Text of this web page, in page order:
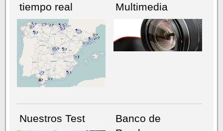
NÚMERO ACTUALHEMEROTECA
tiempo real
Multimedia
Nuestros Test
Banco de